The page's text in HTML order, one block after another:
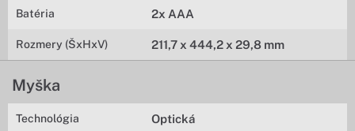
Batéria 2x AAA
Rozmery (ŠxHxV) 211,7 x 444,2 x 29,8 mm
Myška
Technológia Optická